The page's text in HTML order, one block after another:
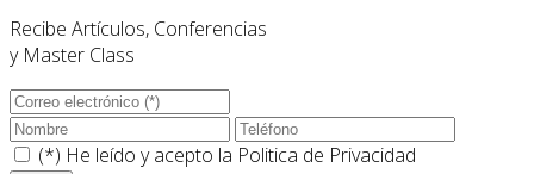
Recibe Artículos, Conferencias
y Master Class
(*) He leído y acepto la Politica de Privacidad